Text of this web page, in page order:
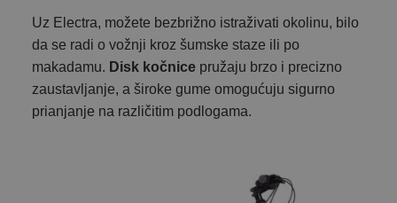
Uz Electra, možete bezbrižno istraživati okolinu, bilo
da se radi o vožnji kroz šumske staze ili po
makadamu. Disk kočnicepružaju brzo i precizno
zaustavljanje, a široke gume omogućuju sigurno
prianjanje na različitim podlogama.